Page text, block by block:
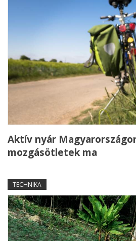
Aktív nyár
mozgásötletek ma
TECHNIKA